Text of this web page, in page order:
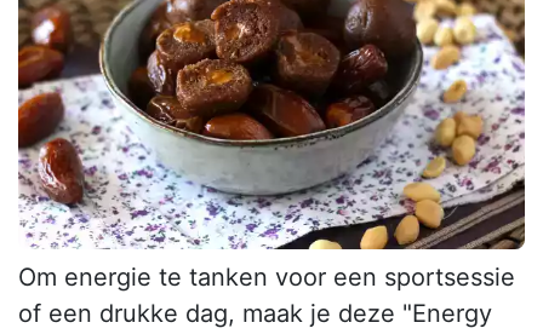
Om energie te tanken voor een sportsessie
of een drukke dag, maak je deze "Energy